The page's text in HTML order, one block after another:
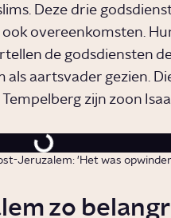
Deze drie
overeenkomsten.
de godsdiensten
aartsvader gezien.
zijn zoon
Jeruzalem: 'Het was
zo